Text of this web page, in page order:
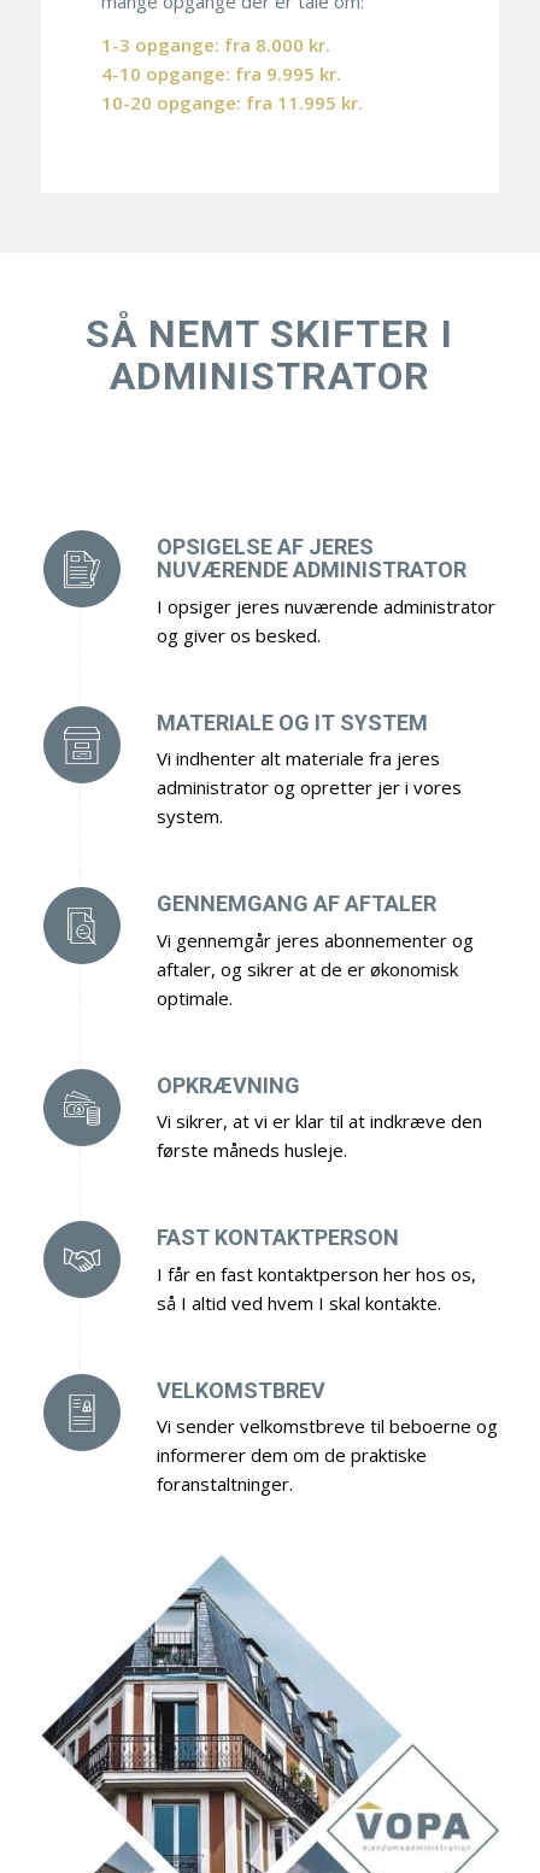
1-3 opgange: fra 8.000 kr.
4-10 opgange: fra 9.995 kr.
10-20 opgange: fra 11.995 kr.
SÅ NEMT SKIFTER I
ADMINISTRATOR
OPSIGELSE AF JERES
NUVÆRENDE ADMINISTRATOR
I opsiger jeres nuværende administrator
og giver os besked.
MATERIALE OG IT SYSTEM
Vi indhenter alt materiale fra jeres
administrator og opretter jer i vores
system.
GENNEMGANG AF AFTALER
Vi gennemgår jeres abonnementer og
aftaler, og sikrer at de er økonomisk
optimale.
OPKRÆVNING
Vi sikrer, at vi er klar til at indkræve den
første måneds husleje.
FAST KONTAKTPERSON
I får en fast kontaktperson her hos os,
så I altid ved hvem I skal kontakte.
VELKOMSTBREV
Vi sender velkomstbreve til beboerne og
informerer dem om de praktiske
foranstaltninger.